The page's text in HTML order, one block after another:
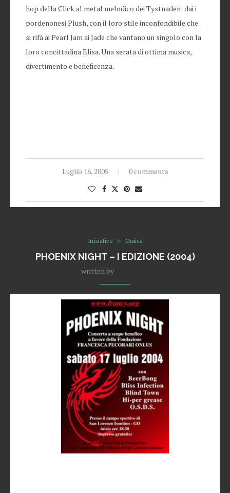
hop della Click al metal melodico dei Tystnaden; dai i
pordenonesi Plush, con il loro stile inconfondibile che
si rifà ai Pearl Jam ai Jade che vantano un singolo con la
loro concittadina Elisa. Una serata di ottima musica,
divertimento e beneficenza.
Luglio 16, 2005 0 comments
Iniziative Musica
PHOENIX NIGHT – I EDIZIONE (2004)
written by